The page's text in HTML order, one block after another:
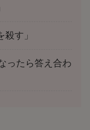
殺す」
ったら答え合わ